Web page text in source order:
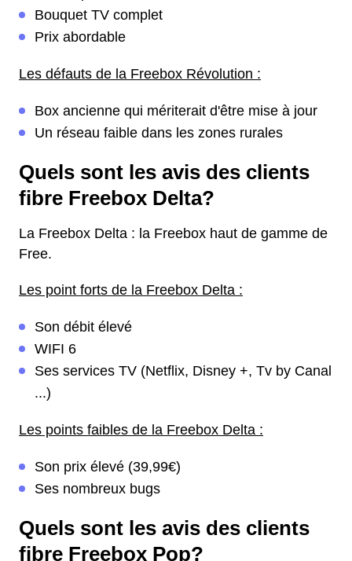
Bouquet TV complet
Prix abordable
Les défauts de la Freebox Révolution :
Box ancienne qui mériterait d'être mise à jour
Un réseau faible dans les zones rurales
Quels sont les avis des clients
fibre Freebox Delta?
La Freebox Delta : la Freebox haut de gamme de
Free.
Les point forts de la Freebox Delta :
Son débit élevé
WIFI 6
Ses services TV (Netflix, Disney +, Tv by Canal
...)
Les points faibles de la Freebox Delta :
Son prix élevé (39,99€)
Ses nombreux bugs
Quels sont les avis des clients
fibre Freebox Pop?